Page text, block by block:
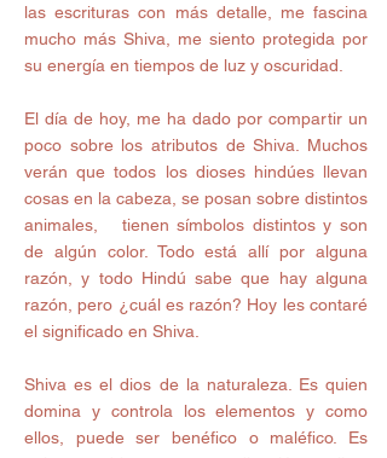
las escrituras con más detalle, me fascina
mucho más Shiva, me siento protegida por
su energía en tiempos de luz y oscuridad.
El día de hoy, me ha dado por compartir un
poco sobre los atributos de Shiva. Muchos
verán que todos los dioses hindúes llevan
cosas en la cabeza, se posan sobre distintos
animales,   tienen símbolos distintos y son
de algún color. Todo está allí por alguna
razón, y todo Hindú sabe que hay alguna
razón, pero ¿cuál es razón? Hoy les contaré
el significado en Shiva.
Shiva es el dios de la naturaleza. Es quien
domina y controla los elementos y como
ellos, puede ser benéfico o maléfico. Es